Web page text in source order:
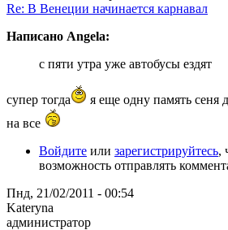
Re: В Венеции начинается карнавал
Написано Angela:
с пяти утра уже автобусы ездят
супер тогда
я еще одну память сеня
на все
Войдите или зарегистрируйтесь,
возможность отправлять
Пнд, 21/02/2011 - 00:54
Kateryna
администратор